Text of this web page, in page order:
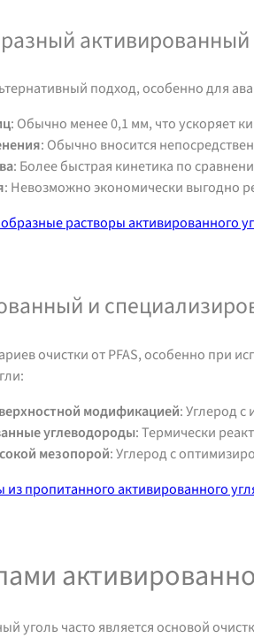
активированный
подход, особенно для
: Обычно менее 0,1 мм, что ускоряет
: Обычно вносится
: Более быстрая кинетика по
: Невозможно экономически выгодно
растворы активированного
и
очистки от PFAS, особенно при
модификацией: Углерод
углеводороды: Термически
мезопорой: Углерод с
из пропитанного активированного
уголь часто является основой